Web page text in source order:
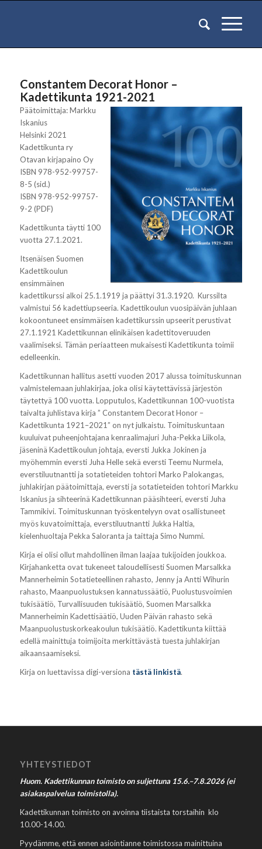
Constantem Decorat Honor –
Kadettikunta 1921-2021
Päätoimittaja: Markku
Iskanius
Helsinki 2021
Kadettikunta ry
Otavan kirjapaino Oy
ISBN 978-952-99757-
8-5 (sid.)
ISBN 978-952-99757-
9-2 (PDF)
Kadettikunta täytti 100
vuotta 27.1.2021.
Itsenäisen Suomen
Kadettikoulun
ensimmäinen
kadettikurssi alkoi 25.1.1919 ja päättyi 31.3.1920. Kurssilta
valmistui 56 kadettiupseeria. Kadettikoulun vuosipäivän juhlaan
kokoontuneet ensimmäisen kadettikurssin upseerit perustivat
27.1.1921 Kadettikunnan elinikäisen kadettitoveruuden
vaalimiseksi. Tämän periaatteen mukaisesti Kadettikunta toimii
edelleenkin.
Kadettikunnan hallitus asetti vuoden 2017 alussa toimituskunnan
valmistelemaan juhlakirjaa, joka olisi käytettävissä järjestön
täytettyä 100 vuotta. Lopputulos, Kadettikunnan 100-vuotista
taivalta juhlistava kirja ” Constantem Decorat Honor –
Kadettikunta 1921–2021” on nyt julkaistu. Toimituskuntaan
kuuluivat puheenjohtajana kenraalimajuri Juha-Pekka Liikola,
jäseninä Kadettikoulun johtaja, eversti Jukka Jokinen ja
myöhemmin eversti Juha Helle sekä eversti Teemu Nurmela,
everstiluutnantti ja sotatieteiden tohtori Marko Palokangas,
juhlakirjan päätoimittaja, eversti ja sotatieteiden tohtori Markku
Iskanius ja sihteerinä Kadettikunnan pääsihteeri, eversti Juha
Tammikivi. Toimituskunnan työskentelyyn ovat osallistuneet
myös kuvatoimittaja, everstiluutnantti Jukka Haltia,
kielenhuoltaja Pekka Saloranta ja taittaja Simo Nummi.
Kirja ei olisi ollut mahdollinen ilman laajaa tukijoiden joukkoa.
Kirjahanketta ovat tukeneet taloudellisesti Suomen Marsalkka
Mannerheimin Sotatieteellinen rahasto, Jenny ja Antti Wihurin
rahasto, Maanpuolustuksen kannatussäätiö, Puolustusvoimien
tukisäätiö, Turvallisuuden tukisäätiö, Suomen Marsalkka
Mannerheimin Kadettisäätiö, Uuden Päivän rahasto sekä
Maanpuolustuskorkeakoulun tukisäätiö. Kadettikunta kiittää
edellä mainittuja toimijoita merkittävästä tuesta juhlakirjan
aikaansaamiseksi.
Kirja on luettavissa digi-versiona tästä linkistä.
YHTEYSTIEDOT
Huom. Kadettikunnan toimisto on suljettuna 15.6.–7.8.2026 (ei
asiakaspalvelua toimistolla).
Kadettikunnan toimisto on avoinna tiistaista torstaihin klo
10.00-14.00.
Pyydämme, että ennen asiointianne toimistossa mainittuina